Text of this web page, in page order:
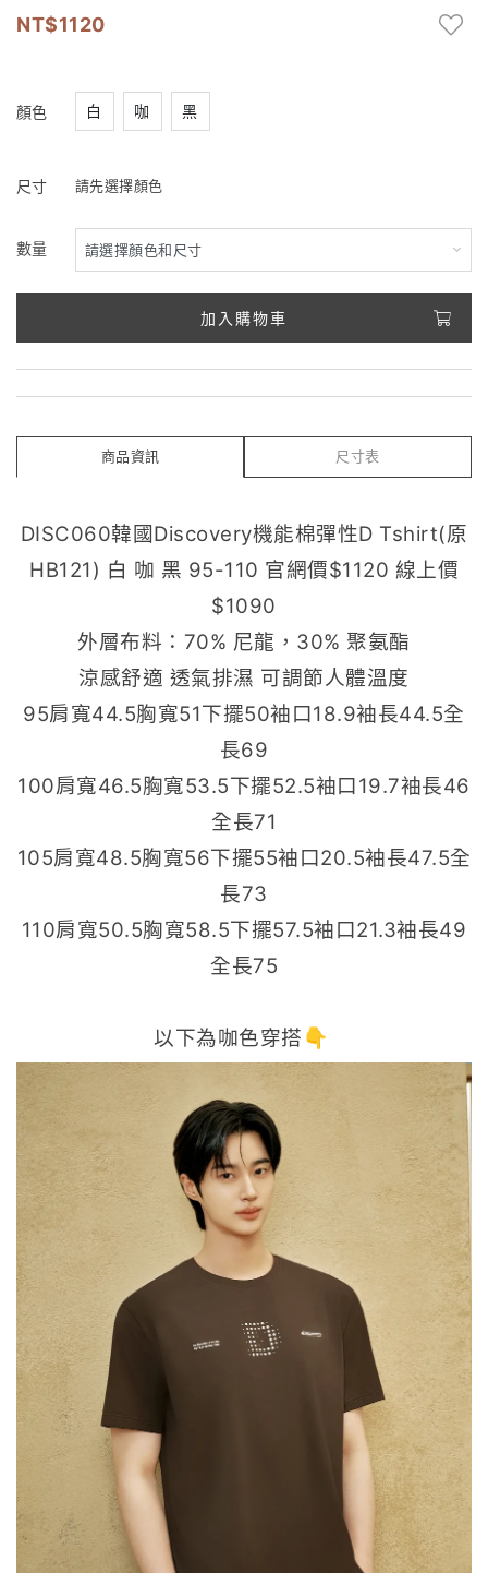
1120
顏色 白 咖 黑
尺寸 請先選擇顏色
數量
加入購物車
商品資訊 尺寸表
DISC060韓國Discovery機能棉彈性D Tshirt(原
HB121) 白 咖 黑 95-110 官網價$1120 線上價
$1090
外層布料：70% 尼龍，30% 聚氨酯
涼感舒適 透氣排濕 可調節人體溫度
95肩寬44.5胸寬51下擺50袖口18.9袖長44.5全
長69
100肩寬46.5胸寬53.5下擺52.5袖口19.7袖長46
全長71
105肩寬48.5胸寬56下擺55袖口20.5袖長47.5全
長73
110肩寬50.5胸寬58.5下擺57.5袖口21.3袖長49
全長75
以下為咖色穿搭👇